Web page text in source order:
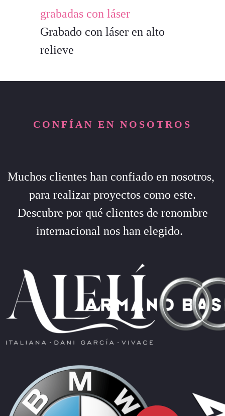
Grabado con láser en alto
relieve
CONFÍAN EN NOSOTROS
Muchos clientes han confiado en nosotros,
para realizar proyectos como este.
Descubre por qué clientes de renombre
internacional nos han elegido.